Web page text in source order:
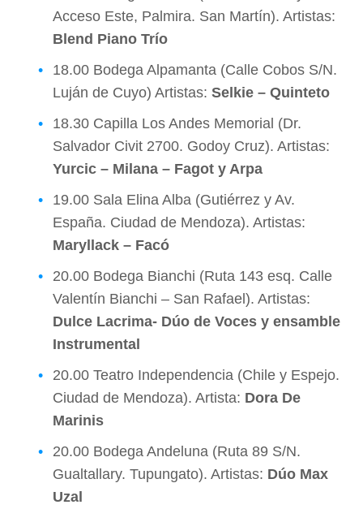
Acceso Este, Palmira. San Martín). Artistas:
Blend Piano Trío
18.00 Bodega Alpamanta (Calle Cobos S/N.
Luján de Cuyo) Artistas: Selkie – Quinteto
18.30 Capilla Los Andes Memorial (Dr.
Salvador Civit 2700. Godoy Cruz). Artistas:
Yurcic – Milana – Fagot y Arpa
19.00 Sala Elina Alba (Gutiérrez y Av.
España. Ciudad de Mendoza). Artistas:
Maryllack – Facó
20.00 Bodega Bianchi (Ruta 143 esq. Calle
Valentín Bianchi – San Rafael). Artistas:
Dulce Lacrima- Dúo de Voces y ensamble
Instrumental
20.00 Teatro Independencia (Chile y Espejo.
Ciudad de Mendoza). Artista: Dora De
Marinis
20.00 Bodega Andeluna (Ruta 89 S/N.
Gualtallary. Tupungato). Artistas: Dúo Max
Uzal